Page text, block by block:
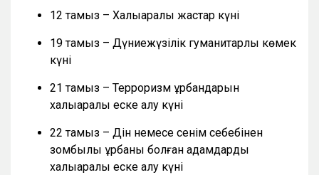
12 тамыз – Халықаралық жастар күні
19 тамыз – Дүниежүзілік гуманитарлық көмек
күні
21 тамыз – Терроризм құрбандарын
халықаралық еске алу күні
22 тамыз – Дін немесе сенім себебінен
зомбылық құрбаны болған адамдарды
халықаралық еске алу күні